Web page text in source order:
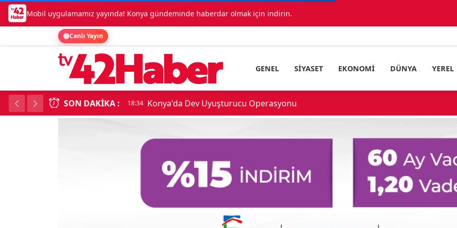
Mobil uygulamamız yayında! Konya gündeminde haberdar olmak için indirin.
Canlı Yayın
GENEL SIYASET EKONOMI DÜNYA YEREL
SON DAKIKA : 18:34 Konya'da Dev Uyuşturucu Operasyonu